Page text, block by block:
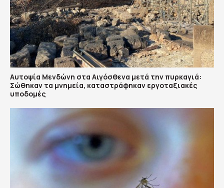
Αυτοψία Μενδώνη στα Αιγόσθενα μετά την πυρκαγιά:
Σώθηκαν τα μνημεία, καταστράφηκαν εργοταξιακές
υποδομές